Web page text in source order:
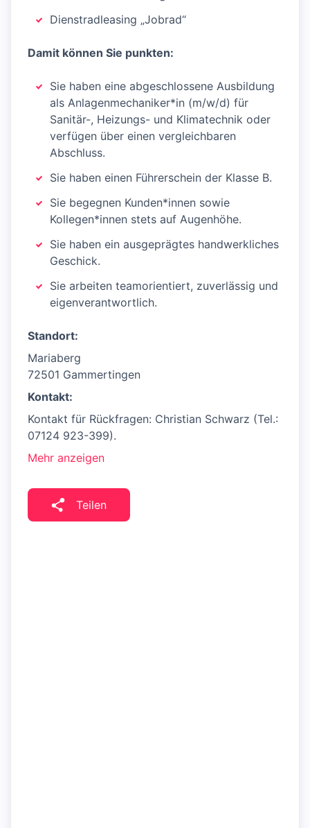
Dienstradleasing „Jobrad“
Damit können Sie punkten:
Sie haben eine abgeschlossene Ausbildung
als Anlagenmechaniker*in (m/w/d) für
Sanitär-, Heizungs- und Klimatechnik oder
verfügen über einen vergleichbaren
Abschluss.
Sie haben einen Führerschein der Klasse B.
Sie begegnen Kunden*innen sowie
Kollegen*innen stets auf Augenhöhe.
Sie haben ein ausgeprägtes handwerkliches
Geschick.
Sie arbeiten teamorientiert, zuverlässig und
eigenverantwortlich.
Standort:
Mariaberg
72501 Gammertingen
Kontakt:
Kontakt für Rückfragen: Christian Schwarz (Tel.:
07124 923-399).
Mehr anzeigen
Teilen